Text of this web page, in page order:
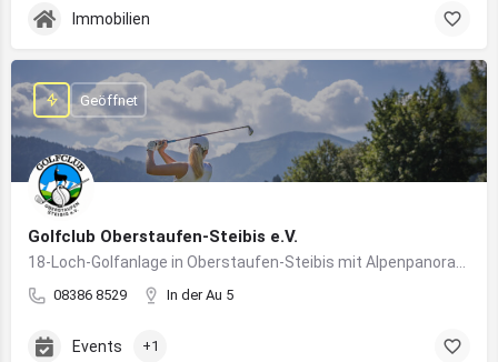
Immobilien
Golfclub Oberstaufen-Steibis e.V.
08386 8529 In der Au 5
Geöffnet
Events +1